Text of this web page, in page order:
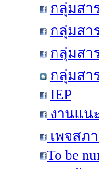
กลุ่มสา
กลุ่มสา
กลุ่มสา
กลุ่มสา
IEP
งานแน
เพจสภ
To be